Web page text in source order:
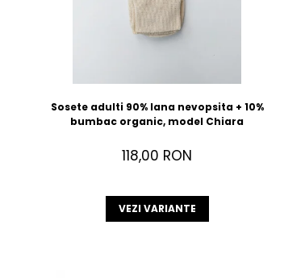
Sosete adulti 90% lana nevopsita + 10%
bumbac organic, model Chiara
118,00 RON
VEZI VARIANTE